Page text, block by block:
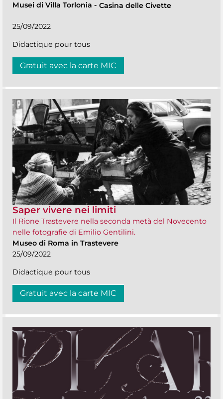
Musei di Villa Torlonia - Casina delle Civette
25/09/2022
Didactique pour tous
Gratuit avec la carte MIC
Saper vivere nei limiti
Il Rione Trastevere nella seconda metà del Novecento
nelle fotografie di Emilio Gentilini.
Museo di Roma in Trastevere
25/09/2022
Didactique pour tous
Gratuit avec la carte MIC